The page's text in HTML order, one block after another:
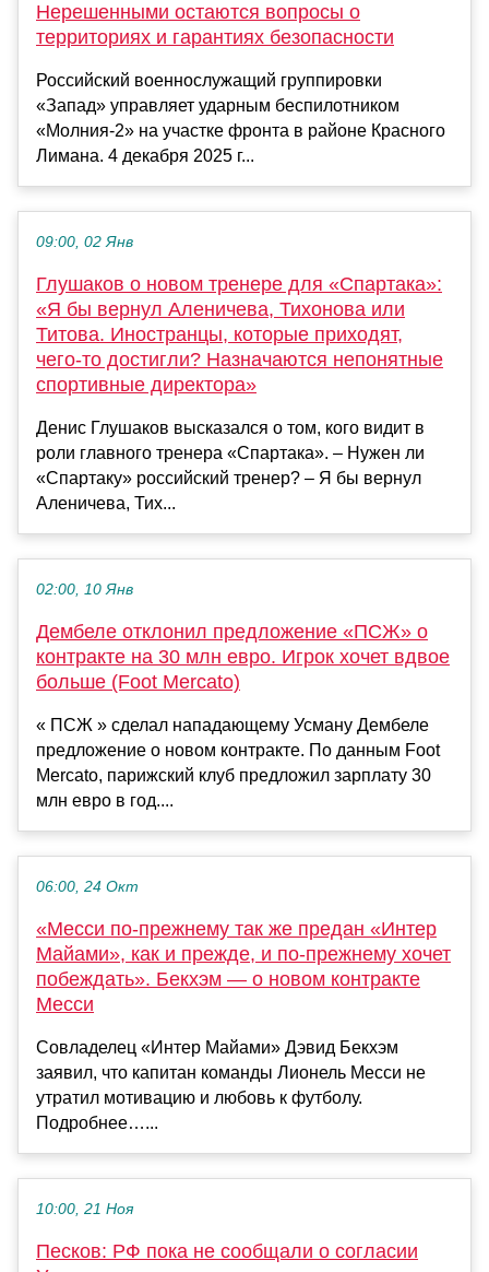
Нерешенными остаются вопросы о
территориях и гарантиях безопасности
Российский военнослужащий группировки
«Запад» управляет ударным беспилотником
«Молния-2» на участке фронта в районе Красного
Лимана. 4 декабря 2025 г...
09:00, 02 Янв
Глушаков о новом тренере для «Спартака»:
«Я бы вернул Аленичева, Тихонова или
Титова. Иностранцы, которые приходят,
чего-то достигли? Назначаются непонятные
спортивные директора»
Денис Глушаков высказался о том, кого видит в
роли главного тренера «Спартака». – Нужен ли
«Спартаку» российский тренер? – Я бы вернул
Аленичева, Тих...
02:00, 10 Янв
Дембеле отклонил предложение «ПСЖ» о
контракте на 30 млн евро. Игрок хочет вдвое
больше (Foot Mercato)
« ПСЖ » сделал нападающему Усману Дембеле
предложение о новом контракте. По данным Foot
Mercato, парижский клуб предложил зарплату 30
млн евро в год....
06:00, 24 Окт
«Месси по‑прежнему так же предан «Интер
Майами», как и прежде, и по‑прежнему хочет
побеждать». Бекхэм — о новом контракте
Месси
Совладелец «Интер Майами» Дэвид Бекхэм
заявил, что капитан команды Лионель Месси не
утратил мотивацию и любовь к футболу.
Подробнее…...
10:00, 21 Ноя
Песков: РФ пока не сообщали о согласии